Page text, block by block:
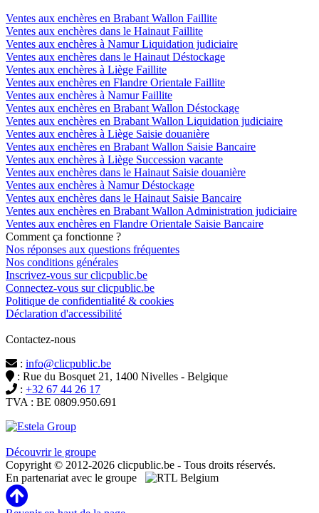
Ventes aux enchères en Brabant Wallon Faillite
Ventes aux enchères dans le Hainaut Faillite
Ventes aux enchères à Namur Liquidation judiciaire
Ventes aux enchères dans le Hainaut Déstockage
Ventes aux enchères à Liège Faillite
Ventes aux enchères en Flandre Orientale Faillite
Ventes aux enchères à Namur Faillite
Ventes aux enchères en Brabant Wallon Déstockage
Ventes aux enchères en Brabant Wallon Liquidation judiciaire
Ventes aux enchères à Liège Saisie douanière
Ventes aux enchères en Brabant Wallon Saisie Bancaire
Ventes aux enchères à Liège Succession vacante
Ventes aux enchères dans le Hainaut Saisie douanière
Ventes aux enchères à Namur Déstockage
Ventes aux enchères dans le Hainaut Saisie Bancaire
Ventes aux enchères en Brabant Wallon Administration judiciaire
Ventes aux enchères en Flandre Orientale Saisie Bancaire
Comment ça fonctionne ?
Nos réponses aux questions fréquentes
Nos conditions générales
Inscrivez-vous sur clicpublic.be
Connectez-vous sur clicpublic.be
Politique de confidentialité & cookies
Déclaration d'accessibilité
Contactez-nous
: info@clicpublic.be
: Rue du Bosquet 21, 1400 Nivelles - Belgique
: +32 67 44 26 17
TVA : BE 0809.950.691
Découvrir le groupe
Copyright © 2012-2026 clicpublic.be - Tous droits réservés.
En partenariat avec le groupe